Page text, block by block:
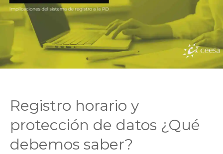
calcula
antigüedad
laboral?
Registro horario y
protección de datos ¿Qué
debemos saber?